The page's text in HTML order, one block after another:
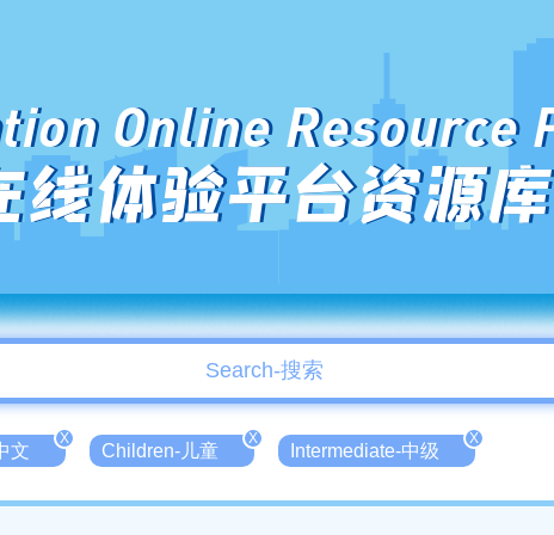
Online Resource
线体验平台资源库
文
X
Children-儿童
X
Intermediate-中级
X